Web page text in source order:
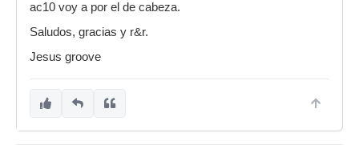
ac10 voy a por el de cabeza.
Saludos, gracias y r&r.
Jesus groove